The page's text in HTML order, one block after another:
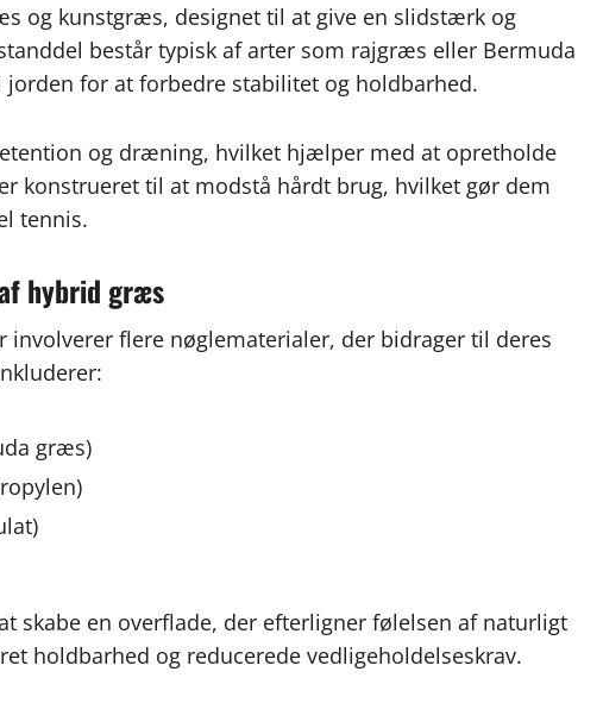
og kunstgræs, designet til at give en slidstærk og
består typisk af arter som rajgræs eller Bermuda
for at forbedre stabilitet og holdbarhed.
og dræning, hvilket hjælper med at opretholde
konstrueret til at modstå hårdt brug, hvilket gør dem
tennis.
hybrid græs
flere nøglematerialer, der bidrager til deres
græs)
skabe en overflade, der efterligner følelsen af naturligt
holdbarhed og reducerede vedligeholdelseskrav.